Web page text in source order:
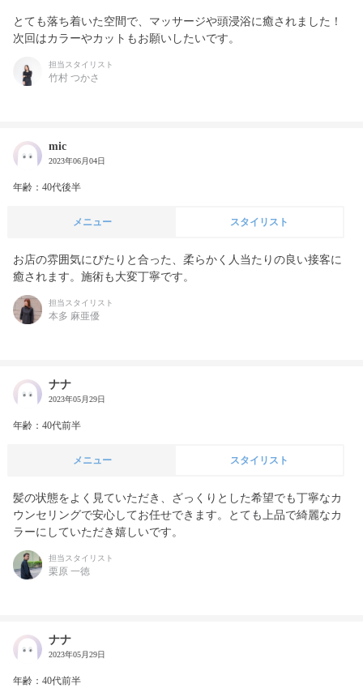
とても落ち着いた空間で、マッサージや頭浸浴に癒されました！
次回はカラーやカットもお願いしたいです。
担当スタイリスト
竹村 つかさ
mic
2023年06月04日
年齢：40代後半
メニュー スタイリスト
お店の雰囲気にぴたりと合った、柔らかく人当たりの良い接客に
癒されます。施術も大変丁寧です。
担当スタイリスト
本多 麻亜優
ナナ
2023年05月29日
年齢：40代前半
メニュー スタイリスト
髪の状態をよく見ていただき、ざっくりとした希望でも丁寧なカ
ウンセリングで安心してお任せできます。とても上品で綺麗なカ
ラーにしていただき嬉しいです。
担当スタイリスト
栗原 一徳
ナナ
2023年05月29日
年齢：40代前半